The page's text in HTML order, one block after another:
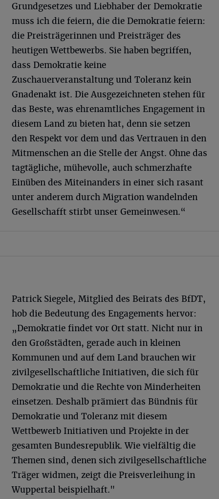
Grundgesetzes und Liebhaber der Demokratie
muss ich die feiern, die die Demokratie feiern:
die Preisträgerinnen und Preisträger des
heutigen Wettbewerbs. Sie haben begriffen,
dass Demokratie keine
Zuschauerveranstaltung und Toleranz kein
Gnadenakt ist. Die Ausgezeichneten stehen für
das Beste, was ehrenamtliches Engagement in
diesem Land zu bieten hat, denn sie setzen
den Respekt vor dem und das Vertrauen in den
Mitmenschen an die Stelle der Angst. Ohne das
tagtägliche, mühevolle, auch schmerzhafte
Einüben des Miteinanders in einer sich rasant
unter anderem durch Migration wandelnden
Gesellschafft stirbt unser Gemeinwesen.“
Patrick Siegele, Mitglied des Beirats des BfDT,
hob die Bedeutung des Engagements hervor:
„Demokratie findet vor Ort statt. Nicht nur in
den Großstädten, gerade auch in kleinen
Kommunen und auf dem Land brauchen wir
zivilgesellschaftliche Initiativen, die sich für
Demokratie und die Rechte von Minderheiten
einsetzen. Deshalb prämiert das Bündnis für
Demokratie und Toleranz mit diesem
Wettbewerb Initiativen und Projekte in der
gesamten Bundesrepublik. Wie vielfältig die
Themen sind, denen sich zivilgesellschaftliche
Träger widmen, zeigt die Preisverleihung in
Wuppertal beispielhaft."